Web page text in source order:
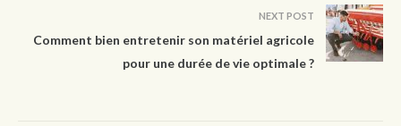
NEXT POST
Comment bien entretenir son matériel agricole
pour une durée de vie optimale ?